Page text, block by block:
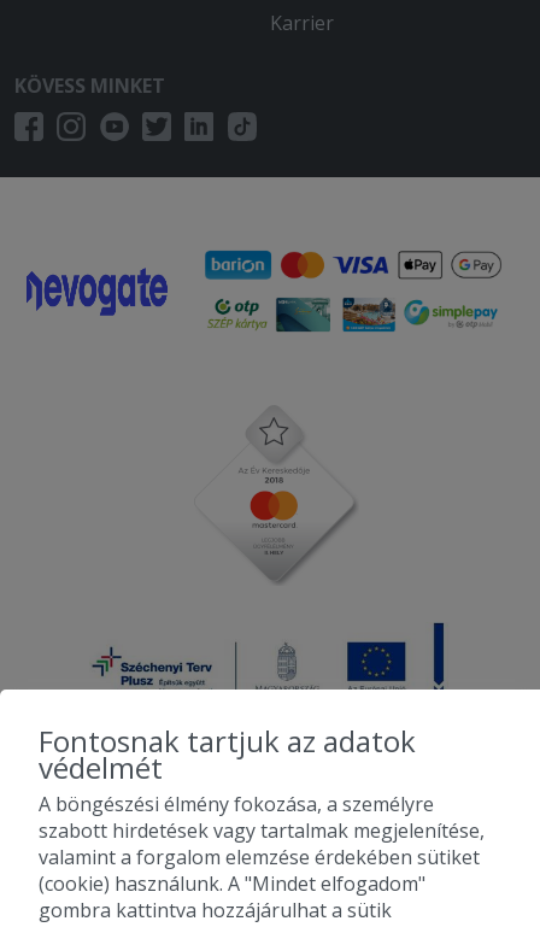
Karrier
KÖVESS MINKET
2010-2026 Copyright - Falatozz.hu - Diston-line Kft.
Pizza, gyros, hamburger, menük kedvező áron, egy helyen az összes
étterem ajánlata.
Fontosnak tartjuk az adatok
védelmét
A böngészési élmény fokozása, a személyre
szabott hirdetések vagy tartalmak megjelenítése,
valamint a forgalom elemzése érdekében sütiket
(cookie) használunk. A "Mindet elfogadom"
gombra kattintva hozzájárulhat a sütik